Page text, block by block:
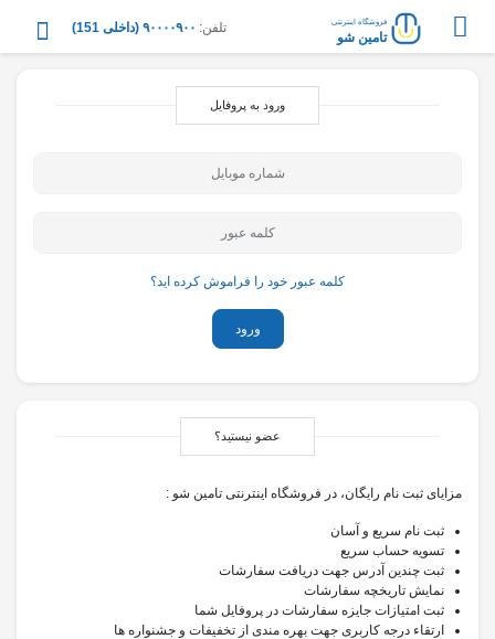
فروشگاه اینترنتی
تامین شو
تلفن: ۹۰۰۰۰۹۰۰ (داخلی 151)
ورود به پروفایل
کلمه عبور خود را فراموش کرده اید؟
ورود
عضو نیستید؟
مزایای ثبت نام رایگان، در فروشگاه اینترنتی تامین شو :
ثبت نام سریع و آسان
تسویه حساب سریع
ثبت چندین آدرس جهت دریافت سفارشات
نمایش تاریخچه سفارشات
ثبت امتیازات جایزه سفارشات در پروفایل شما
ارتقاء درجه کاربری جهت بهره مندی از تخفیفات و جشنواره ها